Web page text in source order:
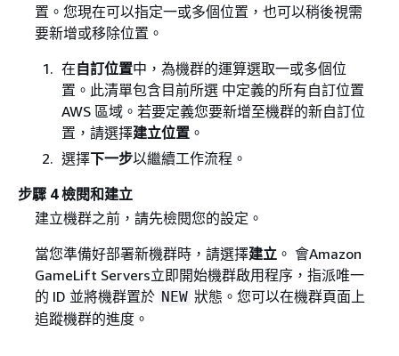
置。您現在可以指定一或多個位置，也可以稍後視需
要新增或移除位置。
在自訂位置中，為機群的運算選取一或多個位
置。此清單包含目前所選 中定義的所有自訂位置
AWS 區域。若要定義您要新增至機群的新自訂位
置，請選擇建立位置。
選擇下一步以繼續工作流程。
步驟 4 檢閱和建立
建立機群之前，請先檢閱您的設定。
當您準備好部署新機群時，請選擇建立。 會Amazon
GameLift Servers立即開始機群啟用程序，指派唯一
的 ID 並將機群置於 NEW 狀態。您可以在機群頁面上
追蹤機群的進度。